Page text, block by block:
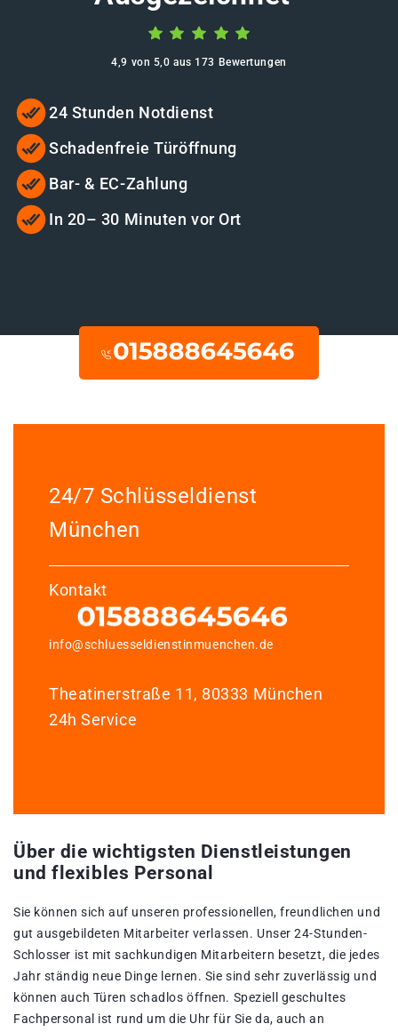
4,9 von 5,0 aus 173 Bewertungen
24 Stunden Notdienst
Schadenfreie Türöffnung
Bar- & EC-Zahlung
In 20– 30 Minuten vor Ort
24/7 Schlüsseldienst
München
Kontakt
info@schluesseldienstinmuenchen.de
Theatinerstraße 11, 80333 München
24h Service
Über die wichtigsten Dienstleistungen
und flexibles Personal
Sie können sich auf unseren professionellen, freundlichen und
gut ausgebildeten Mitarbeiter verlassen. Unser 24-Stunden-
Schlosser ist mit sachkundigen Mitarbeitern besetzt, die jedes
Jahr ständig neue Dinge lernen. Sie sind sehr zuverlässig und
können auch Türen schadlos öffnen. Speziell geschultes
Fachpersonal ist rund um die Uhr für Sie da, auch an